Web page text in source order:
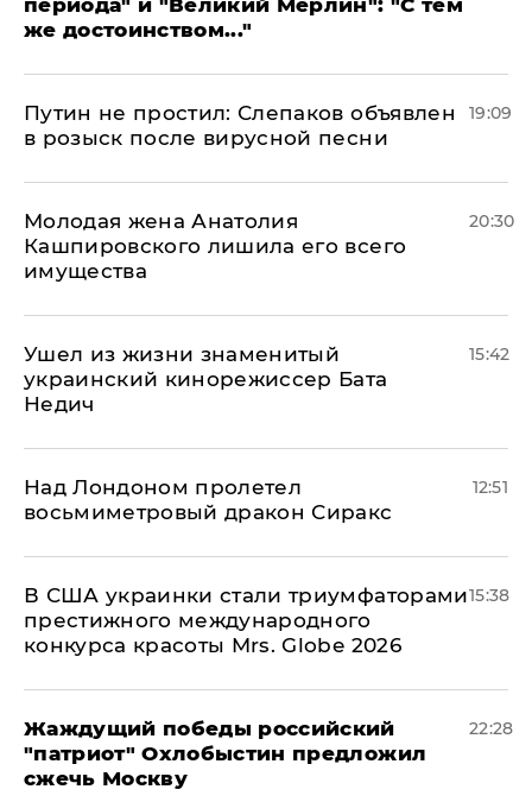
же достоинством..."
Путин не простил: Слепаков объявлен
в розыск после вирусной песни
19:09
Молодая жена Анатолия
Кашпировского лишила его всего
имущества
20:30
Ушел из жизни знаменитый
украинский кинорежиссер Бата
Недич
15:42
Над Лондоном пролетел
восьмиметровый дракон Сиракс
12:51
В США украинки стали триумфаторами
престижного международного
конкурса красоты Mrs. Globe 2026
15:38
Жаждущий победы российский
"патриот" Охлобыстин предложил
сжечь Москву
22:28